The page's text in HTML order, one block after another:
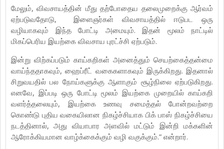
மேலும், விவசாயத்தின் மீது தற்போதைய தலைமுறைக்கு ஆர்வம்
ஏற்படுவதோடு, இளைஞர்கள் விவசாயத்தில் ஈடுபட ஒரு
வழியாகவும் இந்த போட்டி அமையும். இதன் மூலம் நாட்டில்
மிகப்பெரிய இயற்கை விவசாய புரட்ச்சி ஏற்படும்.
இன்று விற்கப்படும் காய்கறிகள் அனைத்தும் செயற்கைத்தன்மை
வாய்ந்ததாகவும், ஹைப்ரீட் வகைகளாகவும் இருக்கிறது. இதனால்
சிறுவயதில் பல நோய்களுக்கு ஆளாகும் சூழ்நிலை ஏற்படுகிறது.
எனவே, இப்படி ஒரு போட்டி மூலம் இயற்கை முறையில் காய்கறி
வளர்த்தலையும், இயற்கை உணவு சமைத்தல் போன்றவற்றை
கொண்டு புதிய வகையிலான நிகழ்ச்சியாக பிக் பாஸ் நிகழ்ச்சியை
நடத்தினால், அது வியாபார அளவில் மட்டும் இன்றி மக்களின்
ஆரோக்கியமான வாழ்க்கைக்கும் வழி வகுக்கும்.” என்றார்.